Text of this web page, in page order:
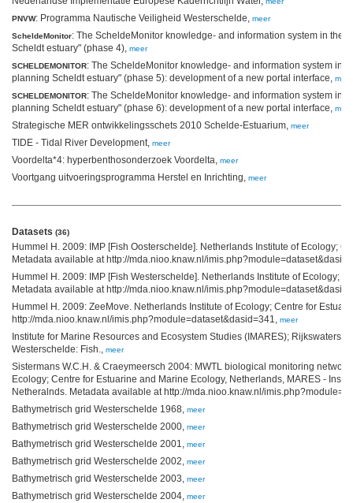
PNVW: Programma Nautische Veiligheid Westerschelde, meer
ScheldeMonitor: The ScheldeMonitor knowledge- and information system in the
Scheldt estuary" (phase 4), meer
SCHELDEMONITOR: The ScheldeMonitor knowledge- and information system in
planning Scheldt estuary" (phase 5): development of a new portal interface, meer
SCHELDEMONITOR: The ScheldeMonitor knowledge- and information system in
planning Scheldt estuary" (phase 6): development of a new portal interface, meer
Strategische MER ontwikkelingsschets 2010 Schelde-Estuarium, meer
TIDE - Tidal River Development, meer
Voordelta*4: hyperbenthosonderzoek Voordelta, meer
Voortgang uitvoeringsprogramma Herstel en Inrichting, meer
Datasets (36)
Hummel H. 2009: IMP [Fish Oosterschelde]. Netherlands Institute of Ecology;
Metadata available at http://mda.nioo.knaw.nl/
Hummel H. 2009: IMP [Fish Westerschelde]. Netherlands Institute of Ecology;
Metadata available at http://mda.nioo.knaw.nl/
Hummel H. 2009: ZeeMove. Netherlands Institute of Ecology; Centre for
http://mda.nioo.knaw.nl/imis.php?module=dataset&dasid=341, meer
Institute for Marine Resources and Ecosystem Studies (IMARES);
Westerschelde: Fish., meer
Sistermans W.C.H. & Craeymeersch 2004: MWTL biological monitoring
Ecology; Centre for Estuarine and Marine Ecology, Netherlands, MARES -
Netheralnds. Metadata available at http://mda.nioo.knaw.nl/
Bathymetrisch grid Westerschelde 1968, meer
Bathymetrisch grid Westerschelde 2000, meer
Bathymetrisch grid Westerschelde 2001, meer
Bathymetrisch grid Westerschelde 2002, meer
Bathymetrisch grid Westerschelde 2003, meer
Bathymetrisch grid Westerschelde 2004, meer